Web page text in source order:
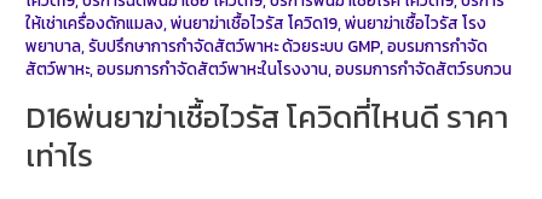
ให้เช่าเครื่องดักแมลง,พ่นยาฆ่าเชื้อไวรัส โควิด19,พ่นยาฆ่าเชื้อไวรัส โรง
พยาบาล,รับปรึกษาการกำจัดสัตว์พาหะ ด้วยระบบ GMP,อบรมการกำจัด
สัตว์พาหะ,อบรมการกำจัดสัตว์พาหะในโรงงาน,อบรมการกำจัดสัตว์รบกวน
D16พ่นยาฆ่าเชื้อไวรัส โควิดที่ไหนดี ราคา
เท่าไร